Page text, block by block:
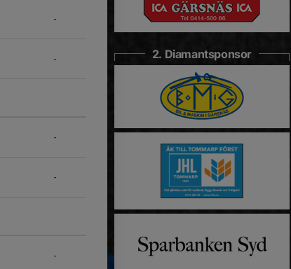
-
-
-
-
-
2. Diamantsponsor